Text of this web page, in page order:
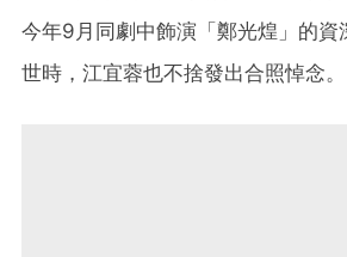
今年9月同劇中飾演「鄭光煌」的資
世時，江宜蓉也不捨發出合照悼念。